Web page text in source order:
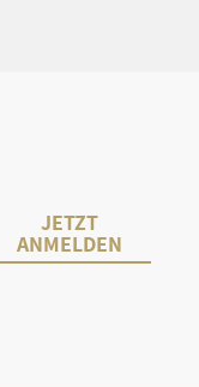
JETZT
ANMELDEN